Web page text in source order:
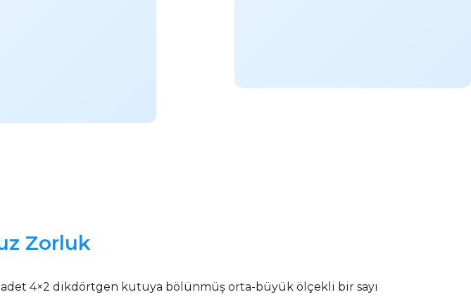
Zorluk
4×2 dikdörtgen kutuya bölünmüş orta-büyük ölçekli bir sayı